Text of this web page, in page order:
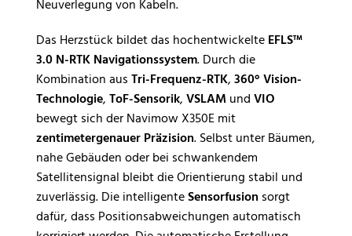
Neuverlegung von Kabeln.
Das Herzstück bildet das hochentwickelteEFLS™
3.0 N-RTK Navigationssystem. Durch die
Kombination ausTri-Frequenz-RTK,360° Vision-
Technologie,ToF-Sensorik,VSLAMundVIO
bewegt sich der Navimow X350E mit
zentimetergenauer Präzision. Selbst unter Bäumen,
nahe Gebäuden oder bei schwankendem
Satellitensignal bleibt die Orientierung stabil und
zuverlässig. Die intelligenteSensorfusion sorgt
dafür, dass Positionsabweichungen automatisch